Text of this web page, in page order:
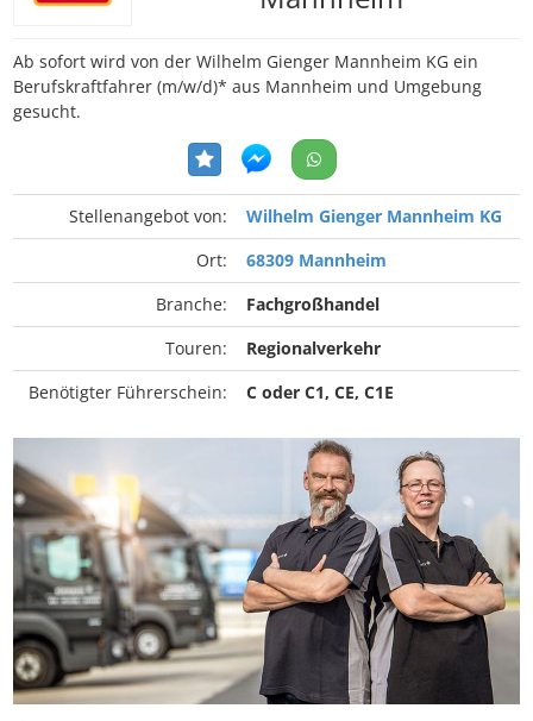
Ab sofort wird von der Wilhelm Gienger Mannheim KG ein
Berufskraftfahrer (m/w/d)* aus Mannheim und Umgebung
gesucht.
Stellenangebot von:
Wilhelm Gienger Mannheim KG
Ort:
68309 Mannheim
Branche:
Fachgroßhandel
Touren:
Regionalverkehr
Benötigter Führerschein:
C oder C1, CE, C1E